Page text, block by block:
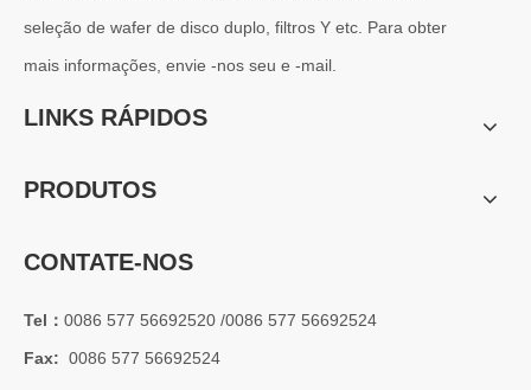
seleção de wafer de disco duplo, filtros Y etc. Para obter
mais informações, envie -nos seu e -mail.
LINKS RÁPIDOS
PRODUTOS
CONTATE-NOS
Tel： 0086 577 56692520 /0086 577 56692524
Fax: 0086 577 56692524